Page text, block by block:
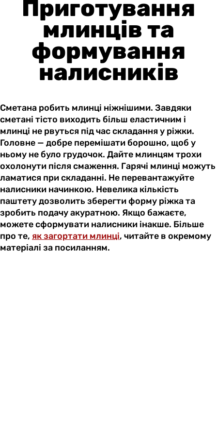
Приготування
млинців та
формування
налисників
Сметана робить млинці ніжнішими. Завдяки
сметані тісто виходить більш еластичним і
млинці не рвуться під час складання у ріжки.
Головне — добре перемішати борошно, щоб у
ньому не було грудочок. Дайте млинцям трохи
охолонути після смаження. Гарячі млинці можуть
ламатися при складанні. Не перевантажуйте
налисники начинкою. Невелика кількість
паштету дозволить зберегти форму ріжка та
зробить подачу акуратною. Якщо бажаєте,
можете сформувати налисники інакше. Більше
про те, як загортати млинці, читайте в окремому
матеріалі за посиланням.